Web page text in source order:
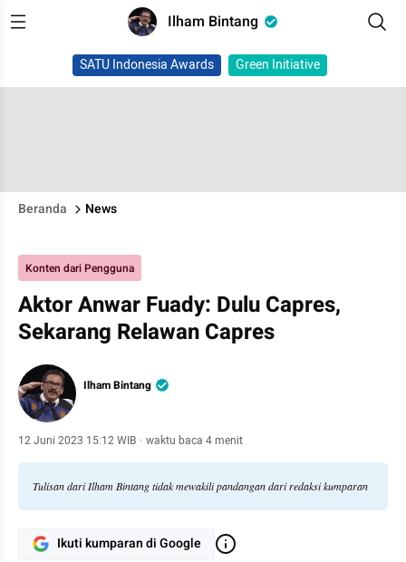
Ilham Bintang
SATU Indonesia Awards Green Initiative
Beranda News
Konten dari Pengguna
Aktor Anwar Fuady: Dulu Capres,
Sekarang Relawan Capres
Ilham Bintang
12 Juni 2023 15:12 WIB · waktu baca 4 menit
Tulisan dari Ilham Bintang tidak mewakili pandangan dari redaksi kumparan
Ikuti kumparan di Google